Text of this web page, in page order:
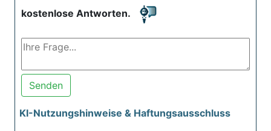
kostenlose Antworten.
Senden
KI-Nutzungshinweise & Haftungsausschluss